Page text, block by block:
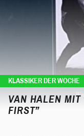
KLASSIKER DER WOCHE
VAN HALEN MIT
FIRST”